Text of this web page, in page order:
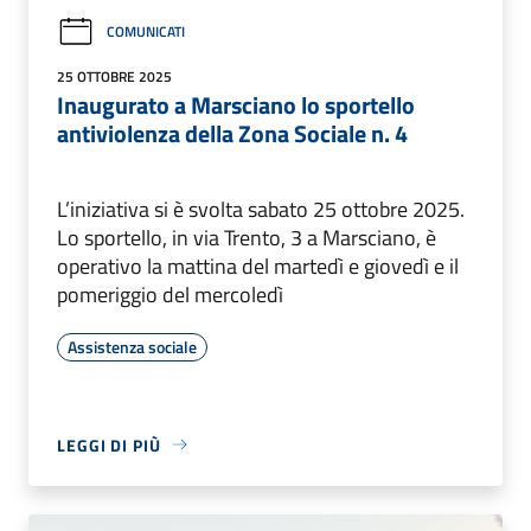
COMUNICATI
25 OTTOBRE 2025
Inaugurato a Marsciano lo sportello
antiviolenza della Zona Sociale n. 4
L’iniziativa si è svolta sabato 25 ottobre 2025.
Lo sportello, in via Trento, 3 a Marsciano, è
operativo la mattina del martedì e giovedì e il
pomeriggio del mercoledì
Assistenza sociale
LEGGI DI PIÙ